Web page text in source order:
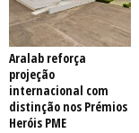
Aralab reforça
projeção
internacional com
distinção nos Prémios
Heróis PME